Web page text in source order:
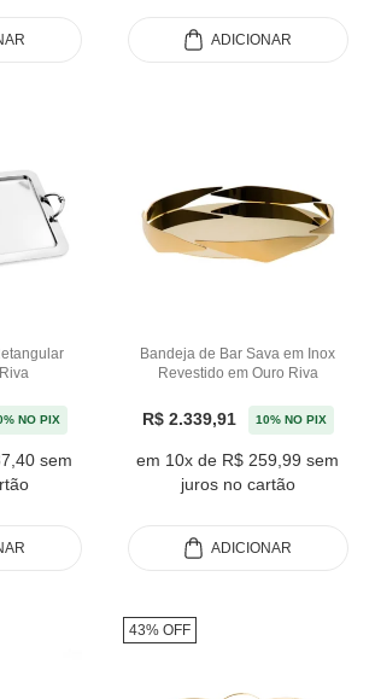
ADICIONAR
NO PIX
sem
Bandeja de Bar Sava em Inox
Revestido em Ouro Riva
R$ 2.339,91 10% NO PIX
em 10x de R$ 259,99 sem
juros no cartão
ADICIONAR
43% OFF